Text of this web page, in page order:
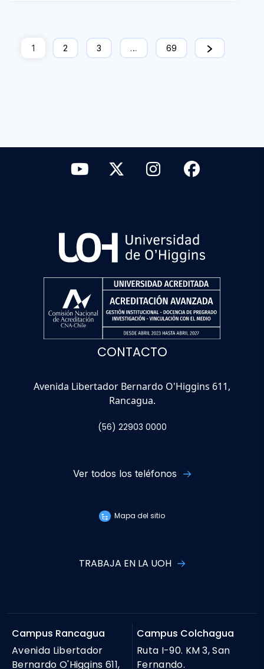
1 2 3 … 69
CONTACTO
Avenida Libertador Bernardo O'Higgins 611,
Rancagua.
(56) 22903 0000
Ver todos los teléfonos
Mapa del sitio
TRABAJA EN LA UOH
Campus Rancagua
Avenida Libertador
Bernardo O'Higgins 611,
Campus Colchagua
Ruta I-90. KM 3, San
Fernando.